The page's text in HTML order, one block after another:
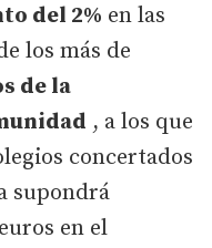
del 2% en las
los más de
de la
, a los que
concertados
supondrá
en el